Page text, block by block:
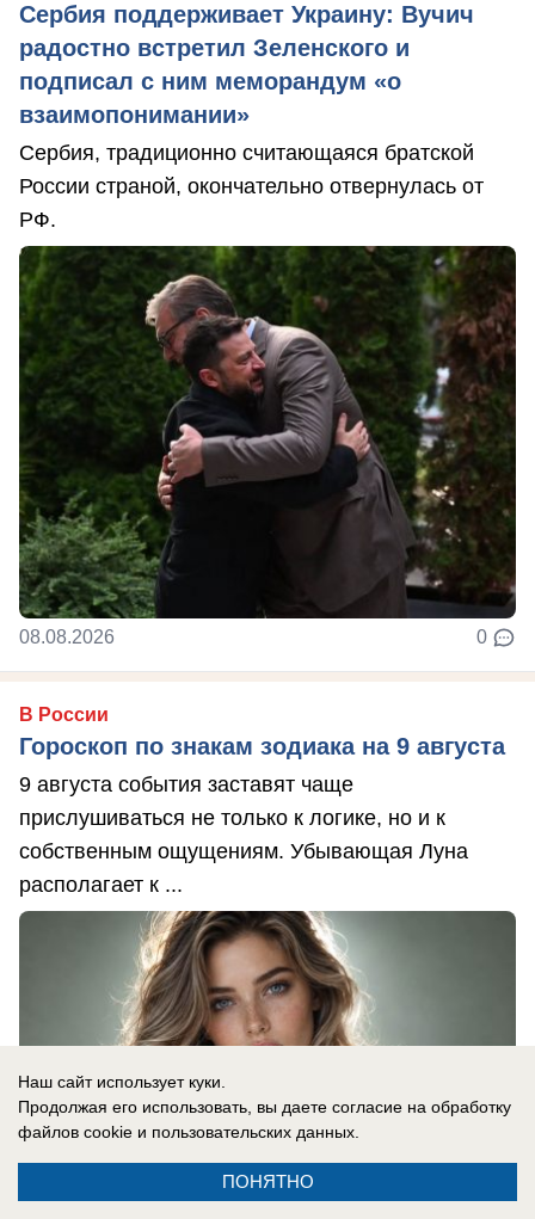
Сербия поддерживает Украину: Вучич
радостно встретил Зеленского и
подписал с ним меморандум «о
взаимопонимании»
Сербия, традиционно считающаяся братской
России страной, окончательно отвернулась от
РФ.
08.08.2026 0
В России
Гороскоп по знакам зодиака на 9 августа
9 августа события заставят чаще
прислушиваться не только к логике, но и к
собственным ощущениям. Убывающая Луна
располагает к ...
Наш сайт использует куки.
Продолжая его использовать, вы даете согласие на обработку
файлов cookie и пользовательских данных.
ПОНЯТНО